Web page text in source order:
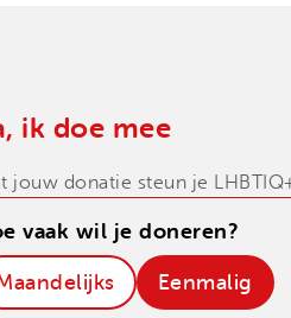
ik doe mee
jouw donatie steun je
vaak wil je doneren?
Eenmalig